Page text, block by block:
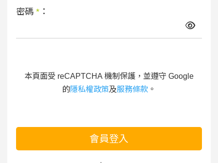
密碼 * ：
本頁面受 reCAPTCHA 機制保護，並遵守 Google
的隱私權政策及服務條款 。
會員登入